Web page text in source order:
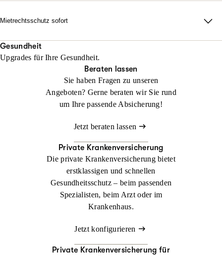
erforderlich auch durch alle Instanzen.
Jetzt konfigurieren
keinen Anwalt beauftragt haben!
Jetzt konfigurieren Beraten lassen
Mietrechtsschutz sofort
übernehmen Ihre Anwalts- und Gerichtskosten und geben
sofortige Rückendeckung bei Streit rund ums Wohnen.
Jetzt konfigurieren Beraten lassen
Gesundheit
Upgrades für Ihre Gesundheit.
Beraten lassen
Sie haben Fragen zu unseren
Angeboten? Gerne beraten wir Sie rund
um Ihre passende Absicherung!
Jetzt beraten lassen
Private Krankenversicherung
Die private Krankenversicherung bietet
erstklassigen und schnellen
Gesundheitsschutz – beim passenden
Spezialisten, beim Arzt oder im
Krankenhaus.
Jetzt konfigurieren
Private Krankenversicherung für